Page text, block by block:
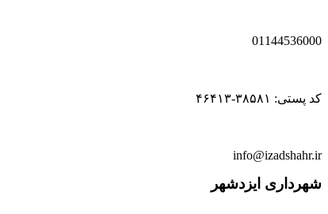
01144536000
کد پستی: ۳۸۵۸۱-۴۶۴۱۳
info@izadshahr.ir
شهرداری ایزدشهر